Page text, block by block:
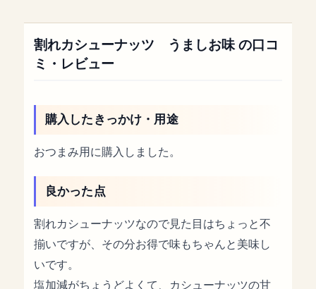
割れカシューナッツ うましお味 の口コ
ミ・レビュー
購入したきっかけ・用途
おつまみ用に購入しました。
良かった点
割れカシューナッツなので見た目はちょっと不
揃いですが、その分お得で味もちゃんと美味し
いです。
塩加減がちょうどよくて、カシューナッツの甘